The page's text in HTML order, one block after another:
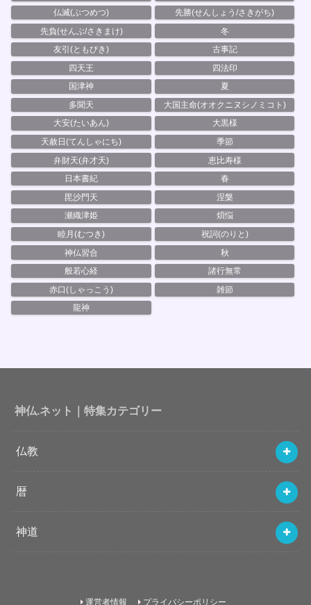
仏滅(ぶつめつ)
先勝(せんしょう/さきがち)
先負(せんぶ/さきまけ)
冬
友引(ともびき)
古事記
四天王
四法印
国津神
夏
多聞天
大国主命(オオクニヌシノミコト)
大安(たいあん)
大黒様
天赦日(てんしゃにち)
季節
弁財天(弁才天)
恵比寿様
日本書紀
春
毘沙門天
涅槃
瀬織津姫
煩悩
睦月(むつき)
祝詞(のりと)
神仏習合
秋
般若心経
諸行無常
赤口(しゃっこう)
雑節
龍神
神仏.ネット｜特集カテゴリー
仏教
暦
神道
運営者情報 プライバシーポリシー